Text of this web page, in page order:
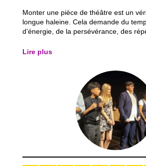
Monter une pièce de théâtre est un
longue haleine. Cela demande du
d’énergie, de la persévérance, des
mais surtout un fort engagement, tant
Lire plus